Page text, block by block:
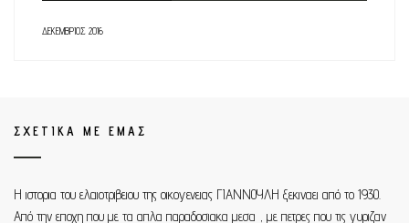
ΔΕΚΈΜΒΡΙΟΣ 2016
ΣΧΕΤΙΚΑ ΜΕ ΕΜΑΣ
Η ιστορια του ελαιοτριβειου της οικογενειας ΓΙΑΝΝΟΥΛΗ ξεκιναει από τo 1930.
Από την εποχη που με τα απλα παραδοσιακα μεσα , με πετρες που τις γυριζαν